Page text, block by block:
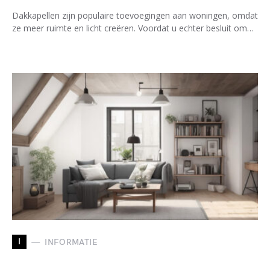
Dakkapellen zijn populaire toevoegingen aan woningen, omdat
ze meer ruimte en licht creëren. Voordat u echter besluit om…
I INFORMATIE